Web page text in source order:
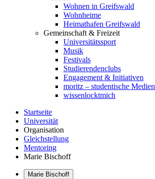
Wohnen in Greifswald
Wohnheime
Heimathafen Greifswald
Gemeinschaft & Freizeit
Universitätssport
Musik
Festivals
Studierendenclubs
Engagement & Initiativen
moritz – studentische Medien
wissenlocktmich
Startseite
Universität
Organisation
Gleichstellung
Mentoring
Marie Bischoff
Marie Bischoff